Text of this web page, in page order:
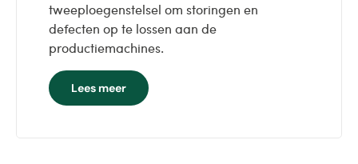
tweeploegenstelsel om storingen en
defecten op te lossen aan de
productiemachines.
Lees meer